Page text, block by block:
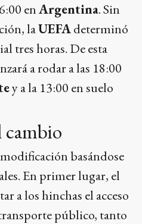
enArgentina. Sin
laUEFAdeterminó
tres horas. De esta
a rodar a las 18:00
y a la 13:00 en suelo
cambio
basándose
En primer lugar, el
a los hinchas el acceso
público, tanto